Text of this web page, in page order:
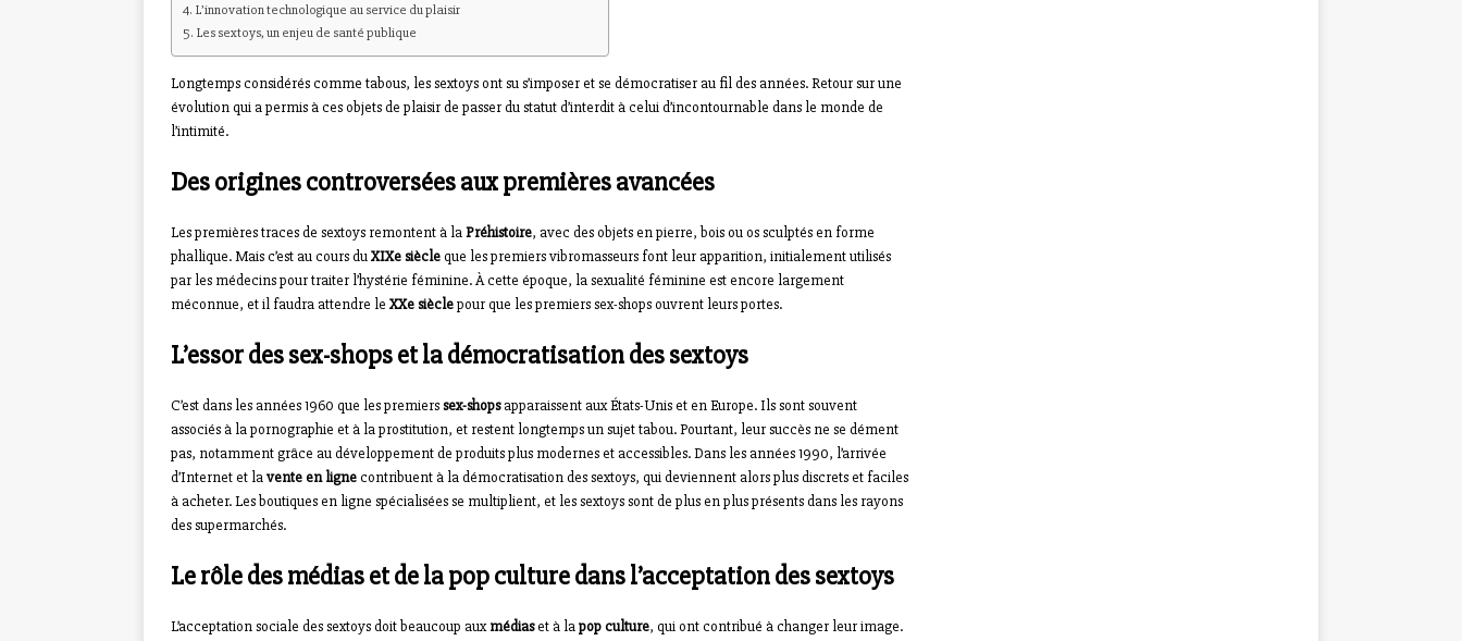
L’innovation technologique au service du plaisir
Les sextoys, un enjeu de santé publique
Longtemps considérés comme tabous, les sextoys ont su s’imposer et se démocratiser au fil des années. Retour sur une
évolution qui a permis à ces objets de plaisir de passer du statut d’interdit à celui d’incontournable dans le monde de
l’intimité.
Des origines controversées aux premières avancées
Les premières traces de sextoys remontent à laPréhistoire, avec des objets en pierre, bois ou os sculptés en forme
phallique. Mais c’est au cours duXIXe siècleque les premiers vibromasseurs font leur apparition, initialement utilisés
par les médecins pour traiter l’hystérie féminine. À cette époque, la sexualité féminine est encore largement
méconnue, et il faudra attendre le XXe sièclepour que les premiers sex-shops ouvrent leurs portes.
L’essor des sex-shops et la démocratisation des sextoys
C’est dans les années 1960 que les premierssex-shopsapparaissent aux États-Unis et en Europe. Ils sont souvent
associés à la pornographie et à la prostitution, et restent longtemps un sujet tabou. Pourtant, leur succès ne se dément
pas, notamment grâce au développement de produits plus modernes et accessibles. Dans les années 1990, l’arrivée
d’Internet et lavente en lignecontribuent à la démocratisation des sextoys, qui deviennent alors plus discrets et faciles
à acheter. Les boutiques en ligne spécialisées se multiplient, et les sextoys sont de plus en plus présents dans les rayons
des supermarchés.
Le rôle des médias et de la pop culture dans l’acceptation des sextoys
L’acceptation sociale des sextoys doit beaucoup auxmédiaset à lapop culture, qui ont contribué à changer leur image.